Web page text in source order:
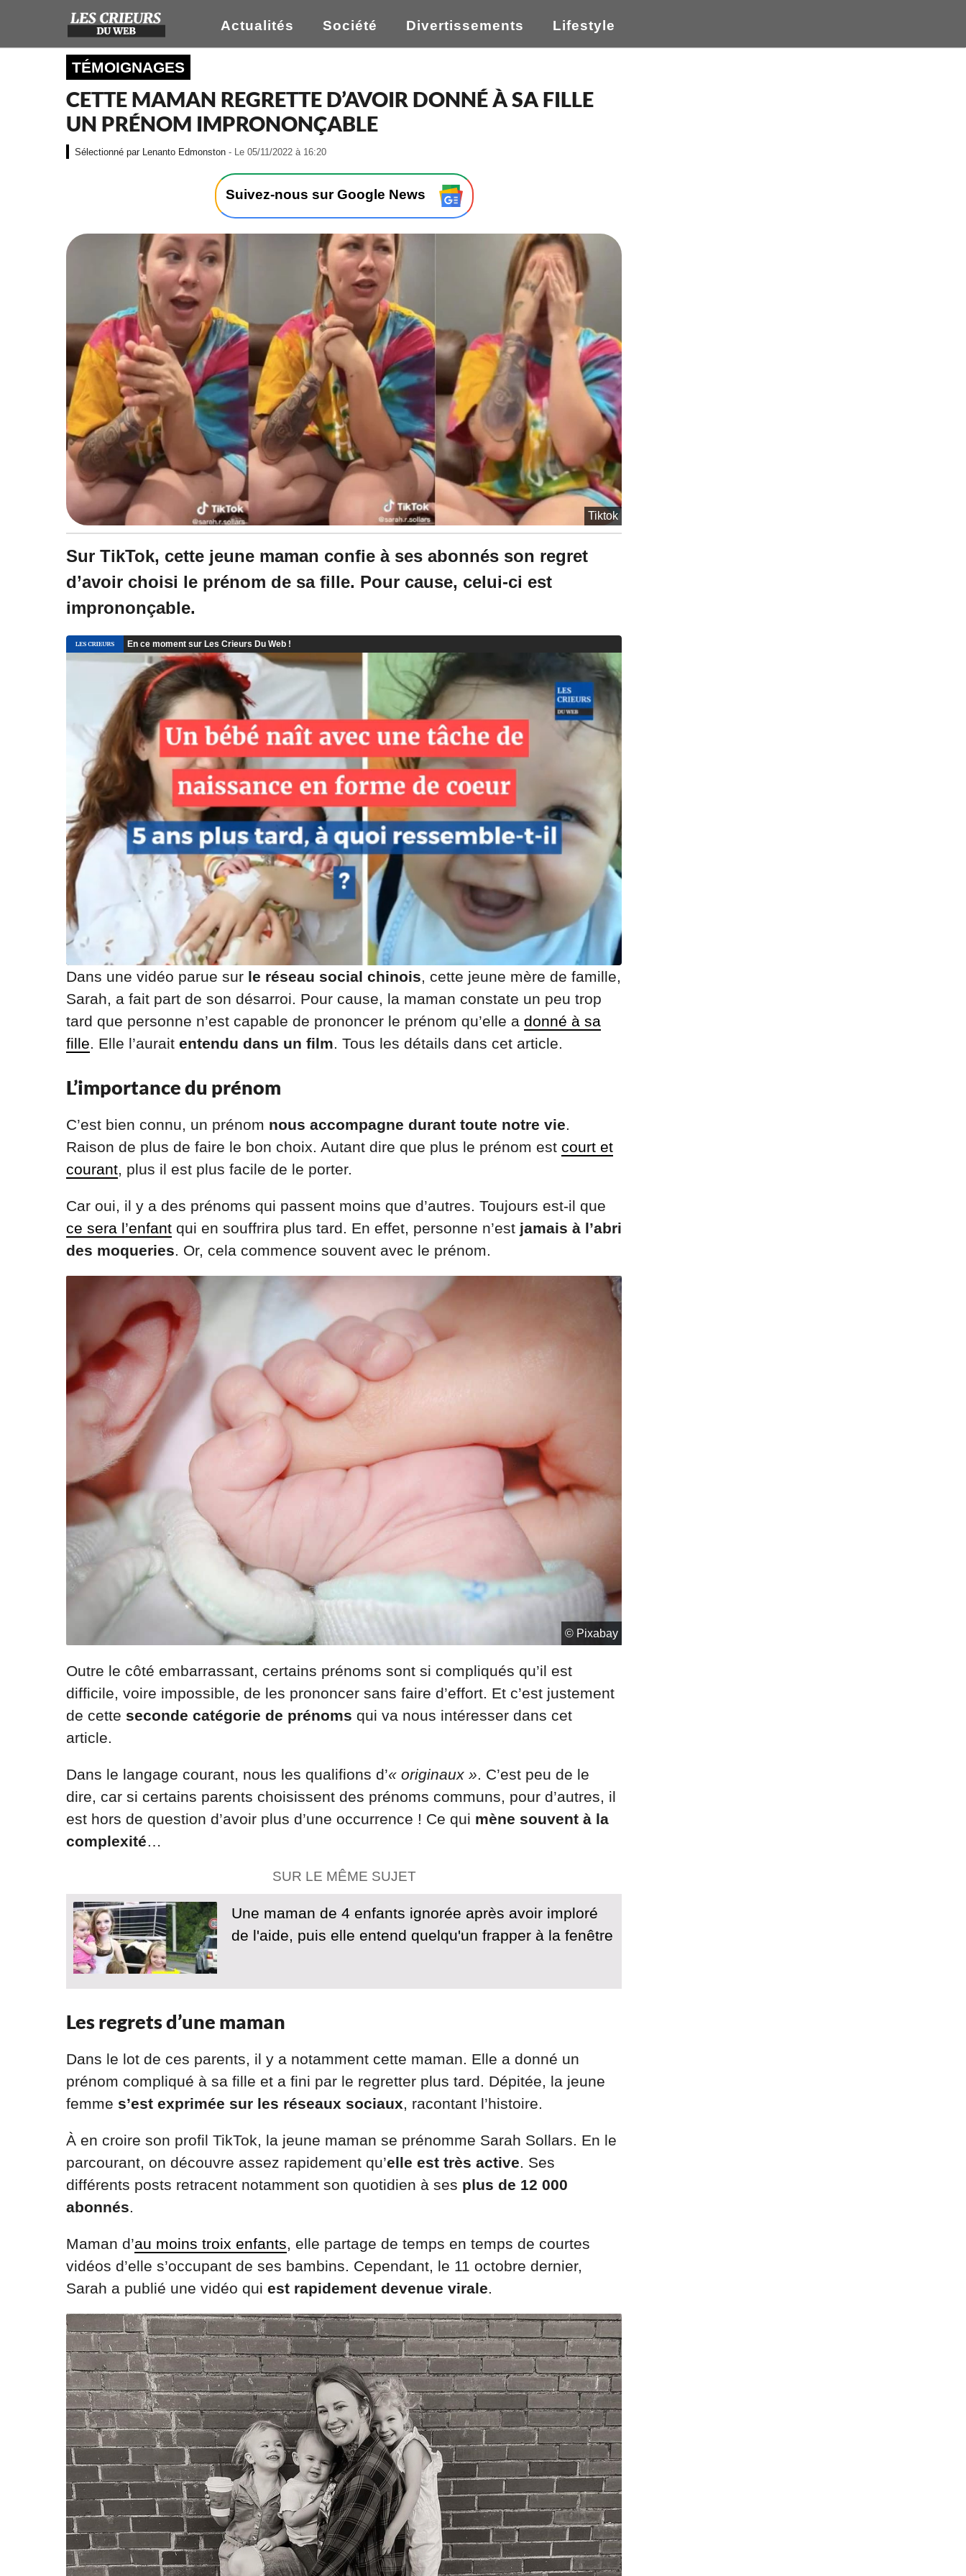
Actualités Société Divertissements Lifestyle
TÉMOIGNAGES
CETTE MAMAN REGRETTE D’AVOIR DONNÉ À SA FILLE
UN PRÉNOM IMPRONONÇABLE
Lenanto Edmonston - Le 05/11/2022 à 16:20
0
/
1
1
2
0
2
2
à
1
6
:
2
0
Suivez-nous sur Google News
Tiktok
Sur TikTok, cette jeune maman confie à ses abonnés son regret
d’avoir choisi le prénom de sa fille. Pour cause, celui-ci est
imprononçable.
Dans une vidéo parue sur le réseau social chinois, cette jeune mère de famille,
Sarah, a fait part de son désarroi. Pour cause, la maman constate un peu trop
tard que personne n’est capable de prononcer le prénom qu’elle a donné à sa
fille. Elle l’aurait entendu dans un film. Tous les détails dans cet article.
L’importance du prénom
C’est bien connu, un prénom nous accompagne durant toute notre vie.
Raison de plus de faire le bon choix. Autant dire que plus le prénom est court et
courant, plus il est plus facile de le porter.
Car oui, il y a des prénoms qui passent moins que d’autres. Toujours est-il que
ce sera l’enfant qui en souffrira plus tard. En effet, personne n’est jamais à l’abri
des moqueries. Or, cela commence souvent avec le prénom.
© Pixabay
Outre le côté embarrassant, certains prénoms sont si compliqués qu’il est
difficile, voire impossible, de les prononcer sans faire d’effort. Et c’est justement
de cette seconde catégorie de prénoms qui va nous intéresser dans cet
article.
Dans le langage courant, nous les qualifions d’« originaux ». C’est peu de le
dire, car si certains parents choisissent des prénoms communs, pour d’autres, il
est hors de question d’avoir plus d’une occurrence ! Ce qui mène souvent à la
complexité…
SUR LE MÊME SUJET
Une maman de 4 enfants ignorée après avoir imploré
de l'aide, puis elle entend quelqu'un frapper à la fenêtre
Les regrets d’une maman
Dans le lot de ces parents, il y a notamment cette maman. Elle a donné un
prénom compliqué à sa fille et a fini par le regretter plus tard. Dépitée, la jeune
femme s’est exprimée sur les réseaux sociaux, racontant l’histoire.
À en croire son profil TikTok, la jeune maman se prénomme Sarah Sollars. En le
parcourant, on découvre assez rapidement qu’elle est très active. Ses
différents posts retracent notamment son quotidien à ses plus de 12 000
abonnés.
Maman d’au moins troix enfants, elle partage de temps en temps de courtes
vidéos d’elle s’occupant de ses bambins. Cependant, le 11 octobre dernier,
Sarah a publié une vidéo qui est rapidement devenue virale.